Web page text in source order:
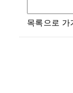
목록으로 가